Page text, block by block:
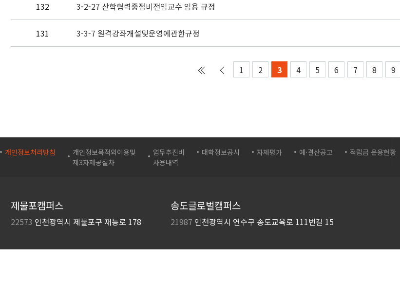
132 3-2-27 산학협력중점비전임교수 임용 규정
131 3-3-7 원격강좌개설및운영에관한규정
1 2 3 4 5 6 7 8 9
개인정보처리방침
개인정보목적외이용및
제3자제공절차
업무추진비
사용내역
대학정보공시 자체평가 예·결산공고 적립금 운용현황
제물포캠퍼스
22573 인천광역시 제물포구 재능로 178
송도글로벌캠퍼스
21987 인천광역시 연수구 송도교육로 111번길 15